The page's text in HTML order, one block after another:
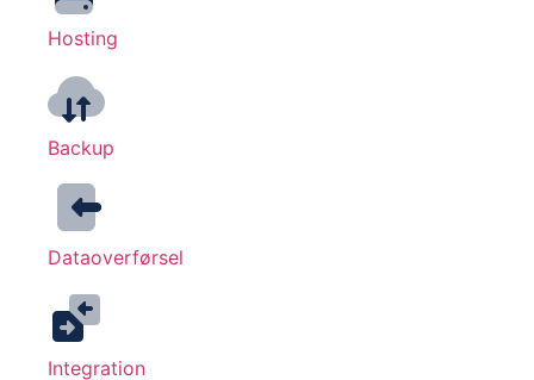
Hosting
Backup
Dataoverførsel
Integration